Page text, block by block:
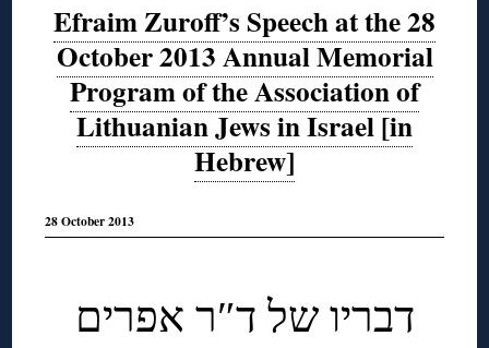
Efraim Zuroff’s Speech at the 28
October 2013 Annual Memorial
Program of the Association of
Lithuanian Jews in Israel [in
Hebrew]
28 October 2013
דבריו של ד″ר אפרים